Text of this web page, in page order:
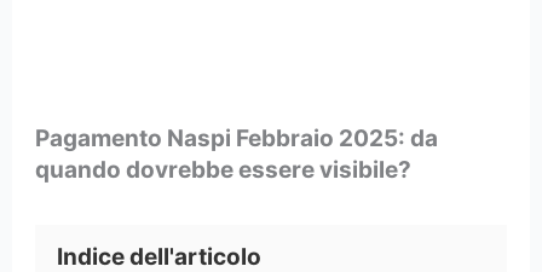
Pagamento Naspi Febbraio 2025: da
quando dovrebbe essere visibile?
Indice dell'articolo